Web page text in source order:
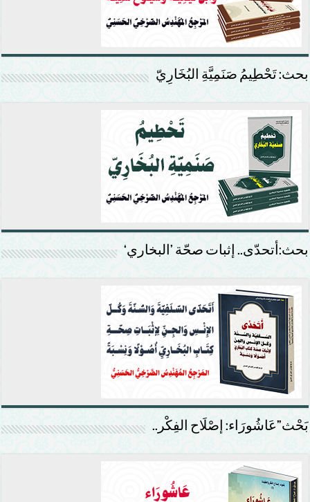
بحث: تَحْطِيمُ صَنَمِيَّةِ البُخَارِيّ
بحث:أتحدّى.. إثبات صحّة ’البخاري‘
بَحْث”عَاشُورَاء: إصْلَاح الفِكْر..